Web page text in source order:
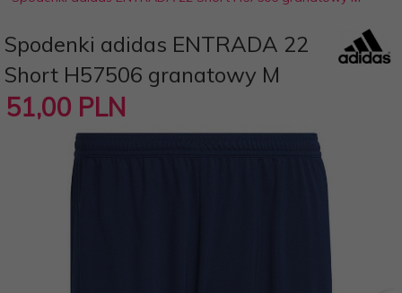
Spodenki adidas ENTRADA 22
Short H57506 granatowy M
51,00 PLN